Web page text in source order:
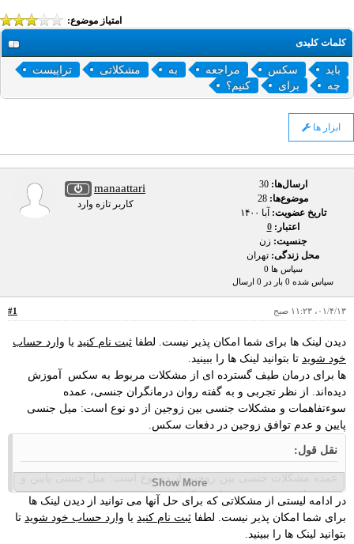
امتیاز موضوع:
کلمات کلیدی
باید سکس مراجعه به مشکلاتی
تراپیست
چه
برای کنیم؟
ابزار ها
manaattari
کاربر تازه وارد
ارسال‌ها:30
موضوع‌ها:
تاریخ عضویت: آبا ۱۴۰۰
اعتبار:0
جنسیت: زن
محل زندگی: تهران
سپاس ها 0
سپاس شده 0 بار در 0 ارسال
#1 ۰۱/۴/۱۳، ۱۱:۲۳ صبح
دیدن لینک ها برای شما امکان پذیر نیست. لطفا ثبت نام کنید یا وارد حساب
خود شوید تا بتوانید لینک ها را ببینید.
ها برای درمان طیف گسترده‌ ای از مشکلات مربوط به سکس آموزش
دیده‌اند. از نظر تجربی و به گفته روان درمانگران جنسی، عمده
سوءتفاهمات و مشکلات جنسی بین زوجین از دو نوع است: میل جنسی
پایین و عدم توافق زوجین در دفعات سکس.
نقل قول:
عمده مشکلات جنسی بین زوجین از دو نوع است: میل جنسی پایین و
عدم توافق زوجین در دفعات سکس.
در ادامه لیستی از مشکلاتی که برای حل آنها می توانید از دیدن لینک ها
برای شما امکان پذیر نیست. لطفا ثبت نام کنید یا وارد حساب خود شوید تا
بتوانید لینک ها را ببینید.